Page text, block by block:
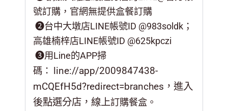
號訂購，官網無提供盒餐訂購
❷台中大墩店LINE帳號ID @983soldk；
高雄楠梓店LINE帳號ID @625kpczi
❸用Line的APP掃
碼： line://app/2009847438-
mCQEfH5d?redirect=branches，進入
後點選分店，線上訂購餐盒。